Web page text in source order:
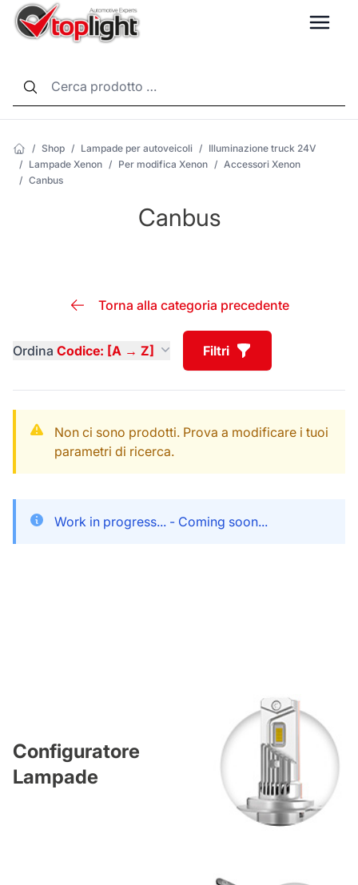
/ Shop / Lampade per autoveicoli / Illuminazione truck 24V
/ Lampade Xenon / Per modifica Xenon / Accessori Xenon
/ Canbus
Canbus
Torna alla categoria precedente
Ordina Codice: [A → Z] Filtri
Non ci sono prodotti. Prova a modificare i tuoi
parametri di ricerca.
Work in progress... - Coming soon...
Configuratore
Lampade